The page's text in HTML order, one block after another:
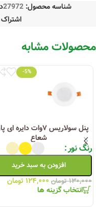
شناسه محصول: 27972
محصولات مشابه
-5%
پنل سولاریس ۷وات دایره
شعاع
رنگ نور
افزودن به سبد خرید
۱۳۰,۰۰۰ تومان ۱۲۴,۰۰۰ تومان
انتخاب گزینه ها